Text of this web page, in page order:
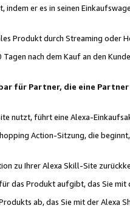
er es in seinen
Produkt durch Streaming oder
nach dem Kauf an den
für Partner, die eine
nutzt, führt eine Alexa-
Action-Sitzung, die
zu Ihrer Alexa Skill-Site
das Produkt aufgibt, das Sie mit
ab, das Sie mit der Alexa